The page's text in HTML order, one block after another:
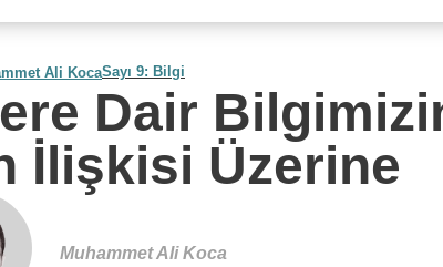
Ali KocaSayı 9: Bilgi
Dair
İlişkisi Üzerine
Muhammet Ali Koca